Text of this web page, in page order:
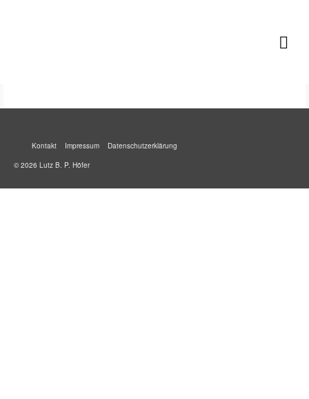
Kontakt Impressum
Datenschutzerklärung
© 2026 Lutz B. P. Höfer